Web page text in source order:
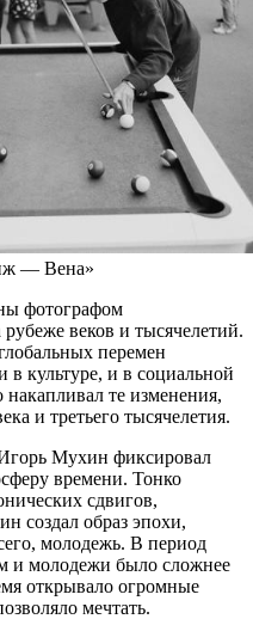
— Вена»
фотографом
веков и тысячелетий.
перемен
в культуре, и в социальной
те изменения,
и третьего тысячелетия.
Мухин фиксировал
времени. Тонко
сдвигов,
создал образ эпохи,
молодежь. В период
и молодежи было сложнее
открывало огромные
мечтать.